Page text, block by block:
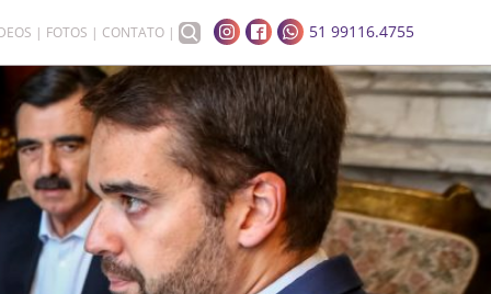
FOTOS CONTATO 51 99116.4755